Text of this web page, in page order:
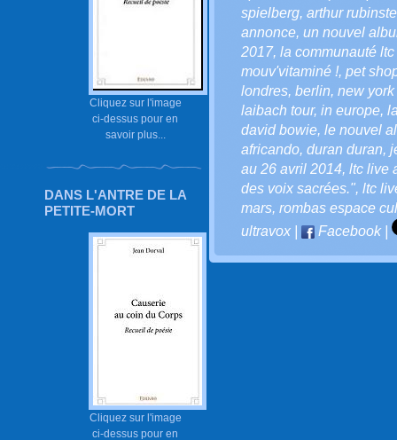
Cliquez sur l'image
ci-dessus pour en
savoir plus...
DANS L'ANTRE DE LA
PETITE-MORT
Cliquez sur l'image
ci-dessus pour en
spielberg, arthur
annonce, un nouvel
2017, la communauté
mouv'vitaminé !, pet
londres, berlin, new
laibach tour, in europe,
david bowie, le nouvel
africando, duran duran,
au 26 avril 2014, ltc live
des voix sacrées.", ltc
mars, rombas espace
ultravox
Facebook|